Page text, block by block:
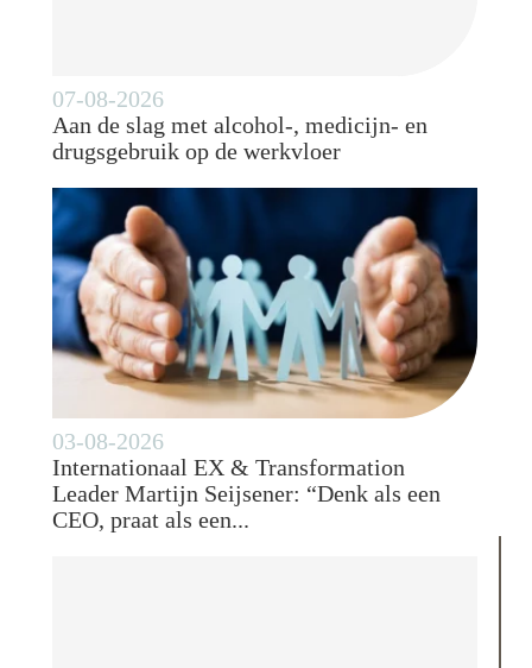
07-08-2026
Aan de slag met alcohol-, medicijn- en
drugsgebruik op de werkvloer
03-08-2026
Internationaal EX & Transformation
Leader Martijn Seijsener: “Denk als een
CEO, praat als een...